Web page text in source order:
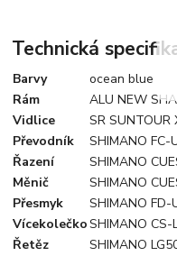
Technická
Barvy
ocean blue
Rám
ALU NEW
Vidlice
SR SUNTOUR
Převodník
SHIMANO
Řazení
SHIMANO
Měnič
SHIMANO
Přesmyk
SHIMANO FD-
Více­kolečkoSHIMANO
Řetěz
SHIMANO